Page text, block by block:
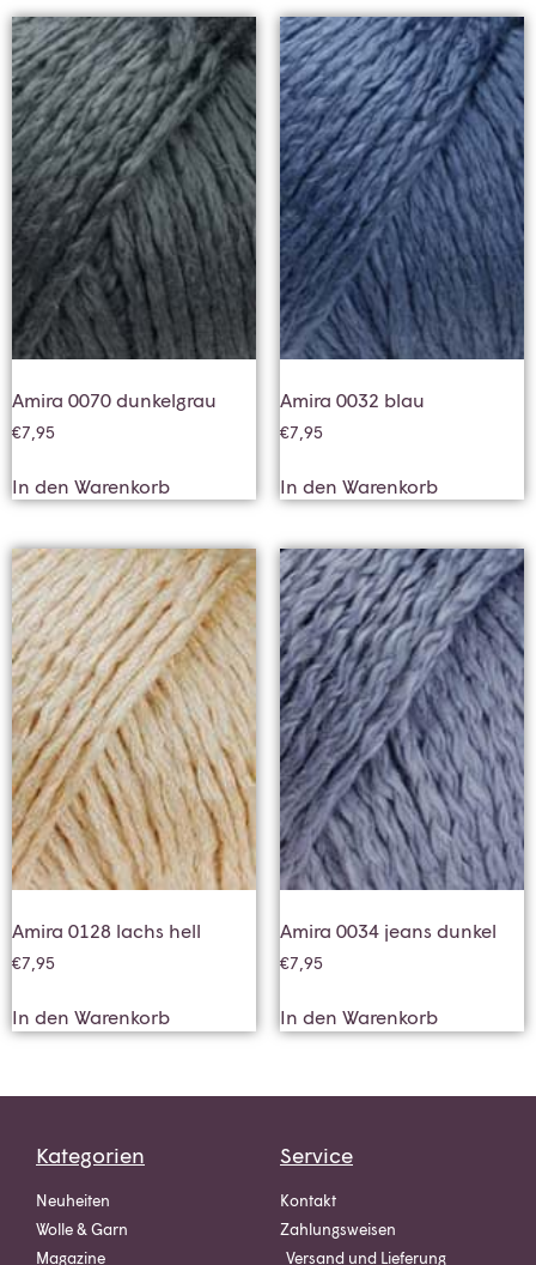
Amira 0070 dunkelgrau
€7,95
In den Warenkorb
Amira 0032 blau
€7,95
In den Warenkorb
Amira 0128 lachs hell
€7,95
In den Warenkorb
Amira 0034 jeans dunkel
€7,95
In den Warenkorb
Kategorien
Neuheiten
Wolle & Garn
Magazine
Service
Kontakt
Zahlungsweisen
Versand und Lieferung